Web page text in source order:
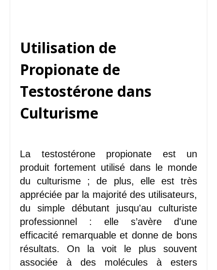
Utilisation de
Propionate de
Testostérone dans
Culturisme
La testostérone propionate est un
produit fortement utilisé dans le monde
du culturisme ; de plus, elle est très
appréciée par la majorité des utilisateurs,
du simple débutant jusqu'au culturiste
professionnel : elle s’avère d'une
efficacité remarquable et donne de bons
résultats. On la voit le plus souvent
associée à des molécules à esters